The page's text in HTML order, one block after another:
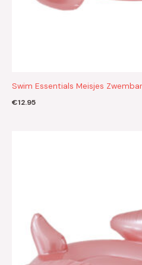
Swim Essentials Meisjes
€12.95